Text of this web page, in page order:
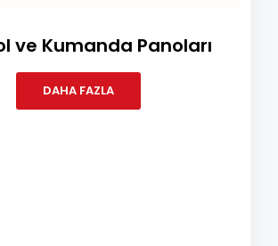
ve Kumanda Panoları
DAHA FAZLA